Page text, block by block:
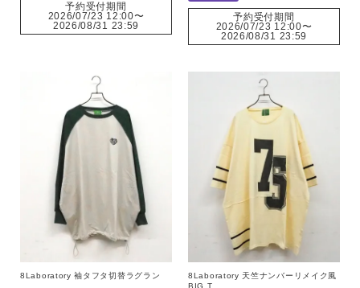
予約受付期間
2026/07/23 12:00〜
2026/08/31 23:59
予約受付期間
2026/07/23 12:00〜
2026/08/31 23:59
8Laboratory 袖タフタ切替ラグラン
8Laboratory 天竺ナンバーリメイク風
BIG T